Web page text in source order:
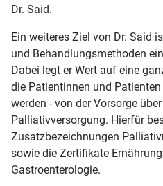
Dr. Said.
Ein weiteres Ziel von Dr. Said
und Behandlungsmethoden
Dabei legt er Wert auf eine
die Patientinnen und
werden - von der Vorsorge
Palliativversorgung. Hierfür
Zusatzbezeichnungen
sowie die Zertifikate
Gastroenterologie.